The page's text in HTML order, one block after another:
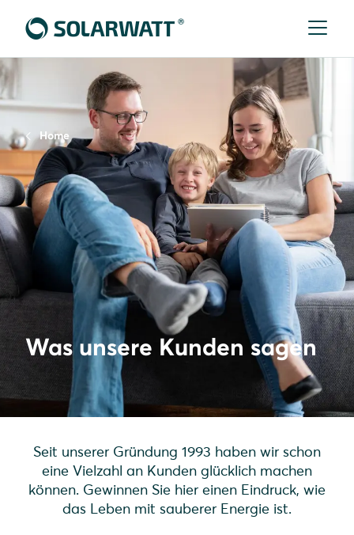
Home
Was unsere Kunden sagen
Seit unserer Gründung 1993 haben wir schon
eine Vielzahl an Kunden glücklich machen
können. Gewinnen Sie hier einen Eindruck, wie
das Leben mit sauberer Energie ist.